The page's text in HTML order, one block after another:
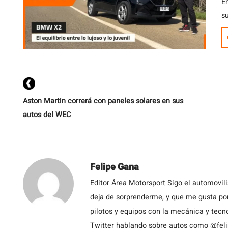
Aston Martin correrá con paneles solares en sus
autos del WEC
Felipe Gana
Editor Área Motorsport Sigo el
deja de sorprenderme, y que me gusta
pilotos y equipos con la mecánica y
Twitter hablando sobre autos como